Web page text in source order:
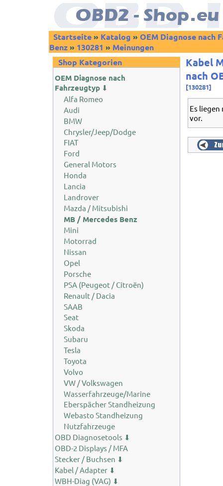
Startseite» Katalog » OEM Diagnose nach
Benz» 130281 » Meinungen
Shop Kategorien
OEM Diagnose nach
Fahrzeugtyp ⬇
Alfa Romeo
Audi
BMW
Chrysler/Jeep/Dodge
FIAT
Ford
General Motors
Honda
Lancia
Landrover
Mazda / Mitsubishi
MB / Mercedes Benz
Mini
Motorrad
Nissan
Opel
Porsche
PSA (Peugeot / Citroën)
Renault / Dacia
SAAB
Seat
Skoda
Subaru
Tesla
Toyota
Volvo
VW / Volkswagen
Wasserfahrzeuge/Marine
Eberspächer Standheizung
Webasto Standheizung
Nutzfahrzeuge
OBD Diagnosetools ⬇
OBD-2 Displays / MFA
Stecker / Buchsen ⬇
Kabel / Adapter ⬇
WBH-Diag (VAG) ⬇
Kabel
nach
[130281]
Es
vor.